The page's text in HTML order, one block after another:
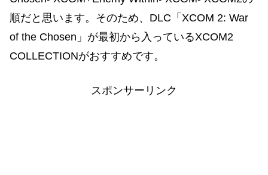
順だと思います。そのため、DLC「XCOM 2: War
of the Chosen」が最初から入っているXCOM2
COLLECTIONがおすすめです。
スポンサーリンク